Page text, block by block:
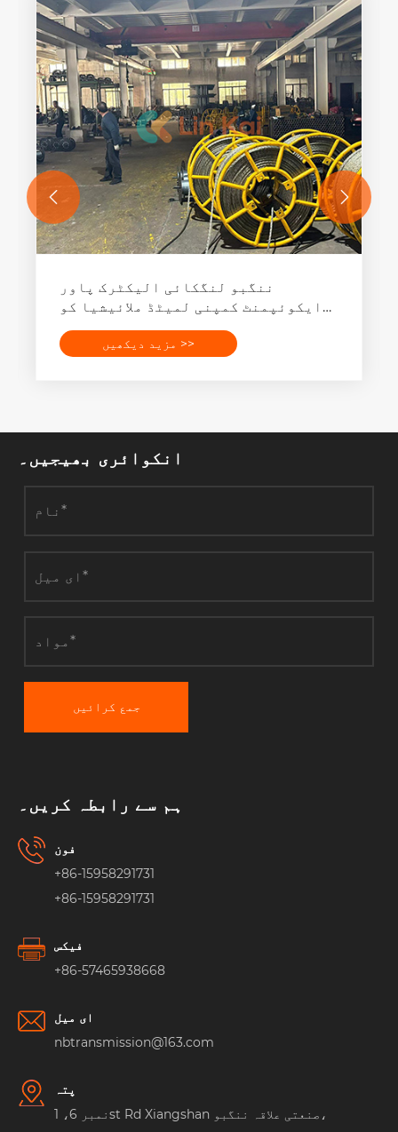
ایک شکل میں جالی جن قطب ٹرانسمیشن
ٹاور کو کس طرح بہتر بناتا ہے؟
مزید دیکھیں >>
 
انکوائری بھیجیں۔
جمع کرائیں
ہم سے رابطہ کریں۔
فون
+86-15958291731
+86-15958291731
فیکس
+86-57465938668
ای میل
nbtransmission@163.com
پتہ
نمبر 6، 1st Rd Xiangshan صنعتی علاقہ ننگبو،